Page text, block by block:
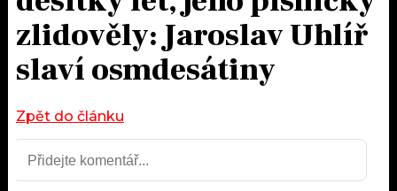
AKTUÁLNĚ
HUDBA
ROZHOVORY
#NEBUDUDOMA
PODCASTY
JAK NALADIT
RÁDIO
APLIKACE
SOUTĚŽE
zlidověly: Jaroslav Uhlíř
slaví osmdesátiny
Zpět do článku